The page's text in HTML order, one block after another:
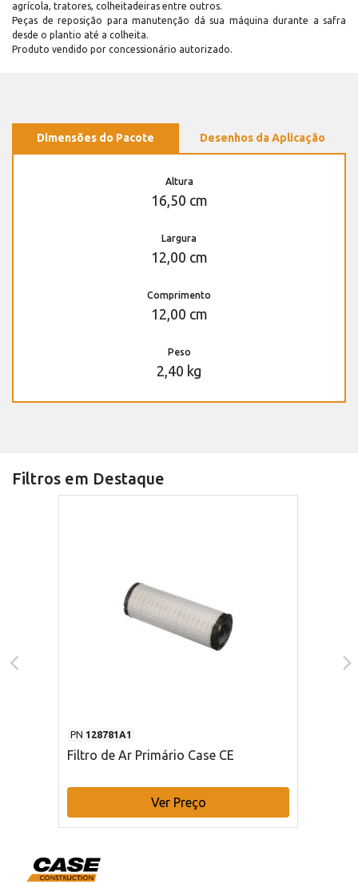
agrícola, tratores, colheitadeiras entre outros.
Peças de reposição para manutenção dá sua máquina durante a safra
desde o plantio até a colheita.
Produto vendido por concessionário autorizado.
Dimensões do Pacote Desenhos da Aplicação
Altura
16,50 cm
Largura
12,00 cm
Comprimento
12,00 cm
Peso
2,40 kg
Filtros em Destaque
PN 128781A1
Filtro de Ar Primário Case CE
Ver Preço